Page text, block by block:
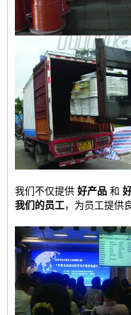
我们不仅提供 好产品 和
我们的员工，为员工提供